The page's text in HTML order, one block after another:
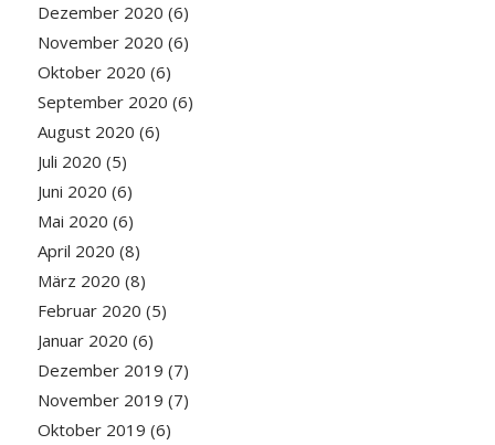
Dezember 2020 (6)
November 2020 (6)
Oktober 2020 (6)
September 2020 (6)
August 2020 (6)
Juli 2020 (5)
Juni 2020 (6)
Mai 2020 (6)
April 2020 (8)
März 2020 (8)
Februar 2020 (5)
Januar 2020 (6)
Dezember 2019 (7)
November 2019 (7)
Oktober 2019 (6)